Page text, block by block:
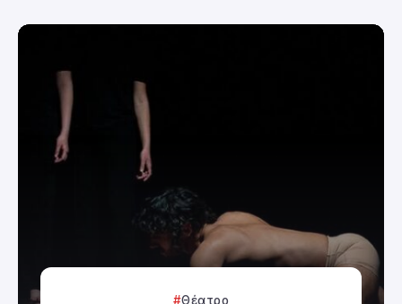
Θέατρο